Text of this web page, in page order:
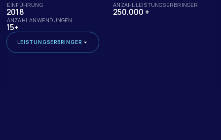
EINFÜHRUNG
2018
ANZAHL LEISTUNGSERBRINGER
250.000 +
ANZAHL ANWENDUNGEN
15+
LEISTUNGSERBRINGER